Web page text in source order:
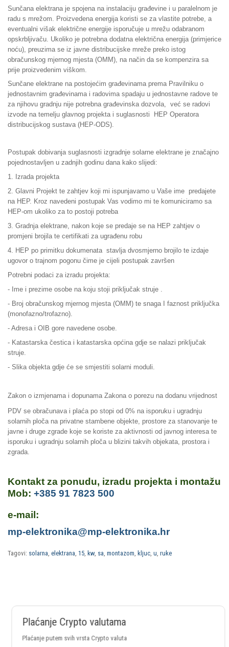
Sunčana elektrana je spojena na instalaciju građevine i u paralelnom je
radu s mrežom. Proizvedena energija koristi se za vlastite potrebe, a
eventualni višak električne energije isporučuje u mrežu odabranom
opskrbljivaču. Ukoliko je potrebna dodatna električna energija (primjerice
noću), preuzima se iz javne distribucijske mreže preko istog
obračunskog mjernog mjesta (OMM), na način da se kompenzira sa
prije proizvedenim viškom.
Sunčane elektrane na postojećim građevinama prema Pravilniku o
jednostavnim građevinama i radovima spadaju u jednostavne radove te
za njihovu gradnju nije potrebna građevinska dozvola, već se radovi
izvode na temelju glavnog projekta i suglasnosti HEP Operatora
distribucijskog sustava (HEP-ODS).
Postupak dobivanja suglasnosti izgradnje solarne elektrane je značajno
pojednostavljen u zadnjih godinu dana kako slijedi:
1. Izrada projekta
2. Glavni Projekt te zahtjev koji mi ispunjavamo u Vaše ime predajete
na HEP. Kroz navedeni postupak Vas vodimo mi te komuniciramo sa
HEP-om ukoliko za to postoji potreba
3. Gradnja elektrane, nakon koje se predaje se na HEP zahtjev o
promjeni brojila te certifikati za ugrađenu robu
4. HEP po primitku dokumenata stavlja dvosmjerno brojilo te izdaje
ugovor o trajnom pogonu čime je cijeli postupak završen
Potrebni podaci za izradu projekta:
- Ime i prezime osobe na koju stoji priključak struje .
- Broj obračunskog mjernog mjesta (OMM) te snaga I faznost priključka
(monofazno/trofazno).
- Adresa i OIB gore navedene osobe.
- Katastarska čestica i katastarska općina gdje se nalazi priključak
struje.
- Slika objekta gdje će se smjestiti solarni moduli.
Zakon o izmjenama i dopunama Zakona o porezu na dodanu vrijednost
PDV se obračunava i plaća po stopi od 0% na isporuku i ugradnju
solarnih ploča na privatne stambene objekte, prostore za stanovanje te
javne i druge zgrade koje se koriste za aktivnosti od javnog interesa te
isporuku i ugradnju solarnih ploča u blizini takvih objekata, prostora i
zgrada.
Kontakt za ponudu, izradu projekta i montažu
Mob: +385 91 7823 500
e-mail:
mp-elektronika@mp-elektronika.hr
Tagovi: solarna, elektrana, 15, kw, sa, montazom, kljuc, u, ruke
Plaćanje Crypto valutama
Plaćanje putem svih vrsta Crypto valuta